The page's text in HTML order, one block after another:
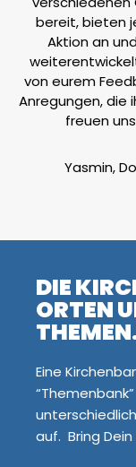
bereit, bieten
Aktion an
von eurem
Anregungen, die
freuen
Yasmin,
DIE
ORTEN
Eine
auf. Bring